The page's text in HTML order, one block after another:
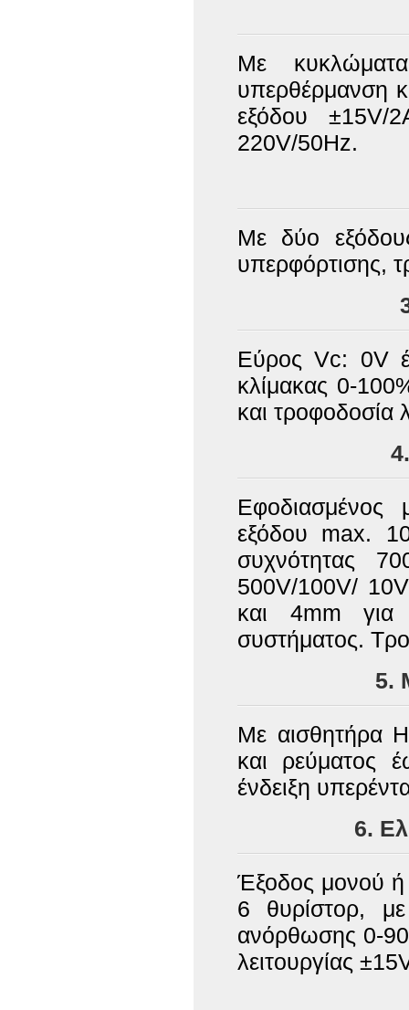
Με
υπερθέρμανση
εξόδου ±15V/
220V/50Hz.
Με δύο
υπερφόρτισης,
Εύρος Vc: 0V
κλίμακας 0-
και τροφοδοσία
Εφοδιασμένος
εξόδου max.
συχνότητας
500V/100V/
και 4mm
συστήματος.
5.
Με αισθητήρα
και ρεύματος
ένδειξη
6.
Έξοδος μονού ή
6 θυρίστορ,
ανόρθωσης 0-
λειτουργίας